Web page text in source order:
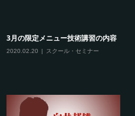
3月の限定メニュー技術講習の内容
2020.02.20 スクール・セミナー